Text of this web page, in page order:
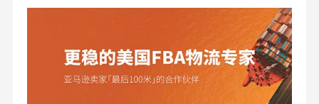
口货物详细信息、商业发票、销售合同等资料。准确完整的
报关和清关可以确保货物的合法性，促进进出口贸易的顺利